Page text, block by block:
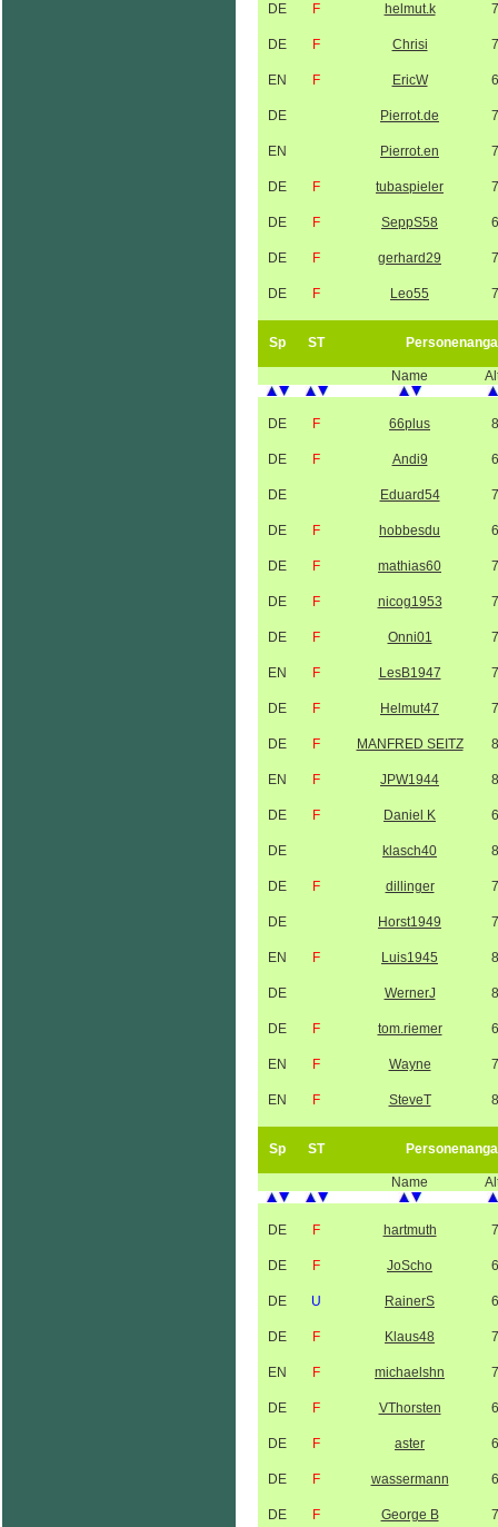
DE F helmut.k
DE F Chrisi
EN F EricW
DE Pierrot.de
EN Pierrot.en
DE F tubaspieler
DE F SeppS58
DE F gerhard29
DE F Leo55
Sp ST
Name
DE F 66plus
DE F Andi9
DE Eduard54
DE F hobbesdu
DE F mathias60
DE F nicog1953
DE F Onni01
EN F LesB1947
DE F Helmut47
DE F MANFRED SEITZ
EN F JPW1944
DE F Daniel K
DE klasch40
DE F dillinger
DE Horst1949
EN F Luis1945
DE WernerJ
DE F tom.riemer
EN F Wayne
EN F SteveT
Sp ST
Name
DE F hartmuth
DE F JoScho
DE U RainerS
DE F Klaus48
EN F michaelshn
DE F VThorsten
DE F aster
DE F wassermann
DE F George B